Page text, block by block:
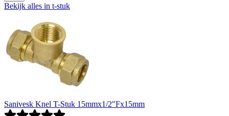
Bekijk alles in t-stuk
Sanivesk Knel T-Stuk 15mmx1/2"Fx15mm